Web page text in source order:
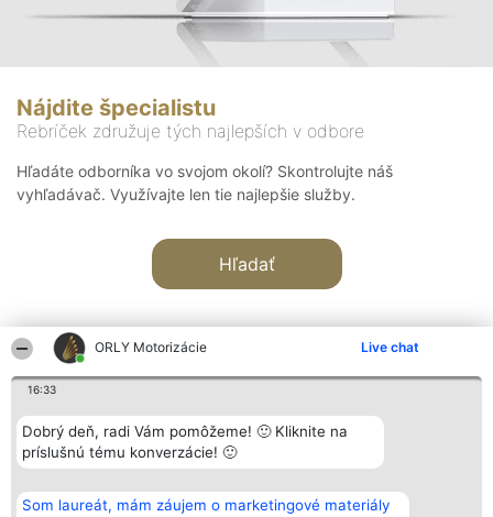
ORLY Motorizácie Live chat
16:33
Dobrý deň, radi Vám pomôžeme! 🙂 Kliknite na
príslušnú tému konverzácie! 🙂
Som laureát, mám záujem o marketingové materiály
Nájdite špecialistu
Rebríček združuje tých najlepších v odbore
Hľadáte odborníka vo svojom okolí? Skontrolujte náš
vyhľadávač. Využívajte len tie najlepšie služby.
Hľadať
Organizátor hodnotenia
Bright Side Solutions sp. z o.
o. sp. k.
Wrocław 50-079
KRS 0000749100 | Regon
Hodnotenie
Laureáti
Lista
Laureatów
Podmienky
Kontakt
Kontakt